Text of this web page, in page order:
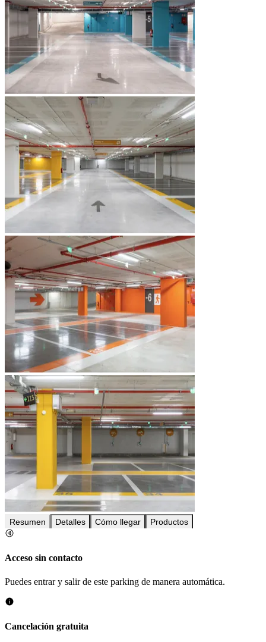
Resumen Detalles Cómo llegar Productos
Acceso sin contacto
Puedes entrar y salir de este parking de manera automática.
Cancelación gratuita